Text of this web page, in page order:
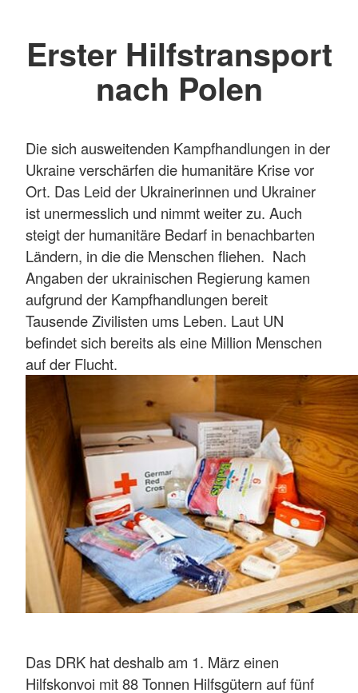
Erster Hilfstransport
nach Polen
Die sich ausweitenden Kampfhandlungen in der
Ukraine verschärfen die humanitäre Krise vor
Ort. Das Leid der Ukrainerinnen und Ukrainer
ist unermesslich und nimmt weiter zu. Auch
steigt der humanitäre Bedarf in benachbarten
Ländern, in die die Menschen fliehen. Nach
Angaben der ukrainischen Regierung kamen
aufgrund der Kampfhandlungen bereit
Tausende Zivilisten ums Leben. Laut UN
befindet sich bereits als eine Million Menschen
auf der Flucht.
Das DRK hat deshalb am 1. März einen
Hilfskonvoi mit 88 Tonnen Hilfsgütern auf fünf